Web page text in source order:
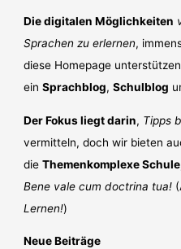
Die digitalen Möglichkeiten
Sprachen zu erlernen,
diese Homepage
einSprachblog,Schulblog
Der Fokus liegt darin, Tipps
vermitteln, doch wir bieten
dieThemenkomplexe
Bene vale cum doctrina tua!
Lernen!)
Neue Beiträge